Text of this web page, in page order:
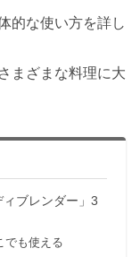
的な使い方を詳し
まざまな料理に大
ブレンダー」3
でも使える